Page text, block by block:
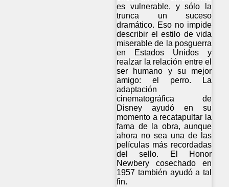
es vulnerable, y sólo la
trunca un suceso
dramático. Eso no impide
describir el estilo de vida
miserable de la posguerra
en Estados Unidos y
realzar la relación entre el
ser humano y su mejor
amigo: el perro. La
adaptación
cinematográfica de
Disney ayudó en su
momento a recatapultar la
fama de la obra, aunque
ahora no sea una de las
películas más recordadas
del sello. El Honor
Newbery cosechado en
1957 también ayudó a tal
fin.